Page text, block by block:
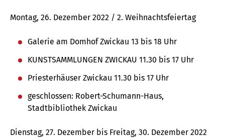
Montag, 26. Dezember 2022 / 2. Weihnachtsfeiertag
Galerie am Domhof Zwickau 13 bis 18 Uhr
KUNSTSAMMLUNGEN ZWICKAU 11.30 bis 17 Uhr
Priesterhäuser Zwickau 11.30 bis 17 Uhr
geschlossen: Robert-Schumann-Haus,
Stadtbibliothek Zwickau
Dienstag, 27. Dezember bis Freitag, 30. Dezember 2022